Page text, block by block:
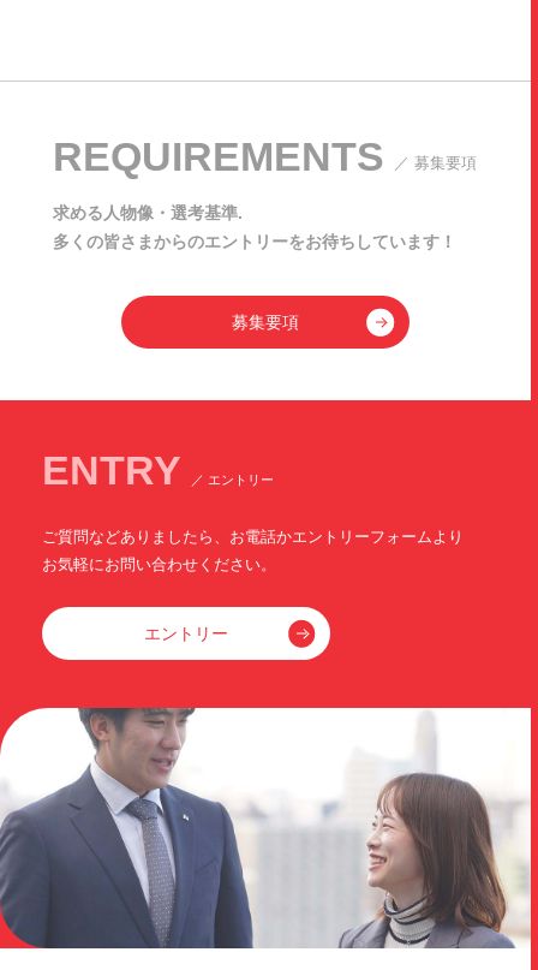
REQUIREMENTS ／ 募集要項
求める人物像・選考基準.
多くの皆さまからのエントリーをお待ちしています！
募集要項
ENTRY ／ エントリー
ご質問などありましたら、お電話かエントリーフォームより
お気軽にお問い合わせください。
エントリー